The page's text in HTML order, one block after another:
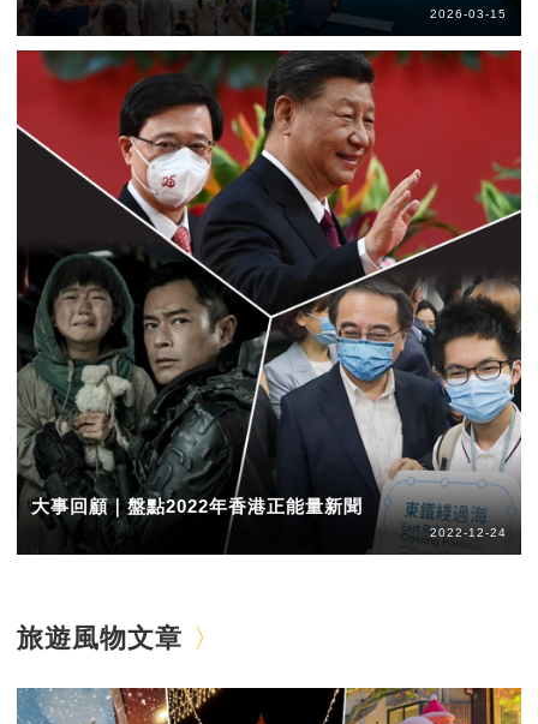
2026-03-15
大事回顧｜盤點2022年香港正能量新聞
2022-12-24
旅遊風物文章